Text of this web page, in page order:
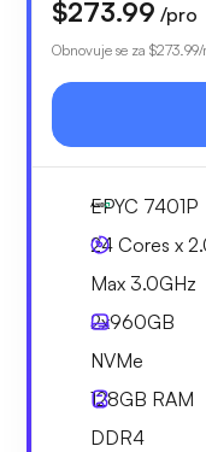
$273.99 /pro
Obnovuje se za $273.99/
EPYC 7401P
24 Cores x
Max 3.0GHz
2x960GB
NVMe
128GB RAM
DDR4